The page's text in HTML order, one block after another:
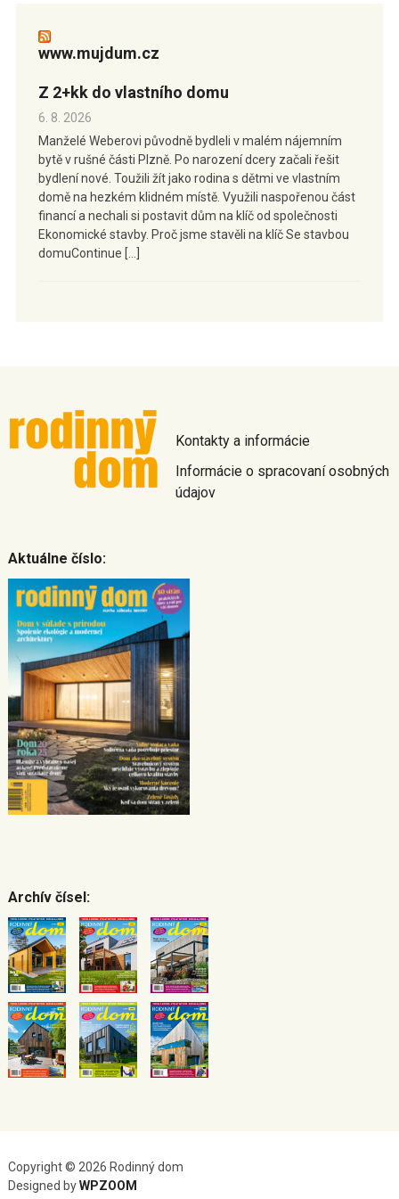
www.mujdum.cz
Z 2+kk do vlastního domu
6. 8. 2026
Manželé Weberovi původně bydleli v malém nájemním
bytě v rušné části Plzně. Po narození dcery začali řešit
bydlení nové. Toužili žít jako rodina s dětmi ve vlastním
domě na hezkém klidném místě. Využili naspořenou část
financí a nechali si postavit dům na klíč od společnosti
Ekonomické stavby. Proč jsme stavěli na klíč Se stavbou
domuContinue […]
Kontakty a informácie
Informácie o spracovaní osobných
údajov
Aktuálne číslo:
Archív čísel:
Copyright © 2026 Rodinný dom
Designed byWPZOOM